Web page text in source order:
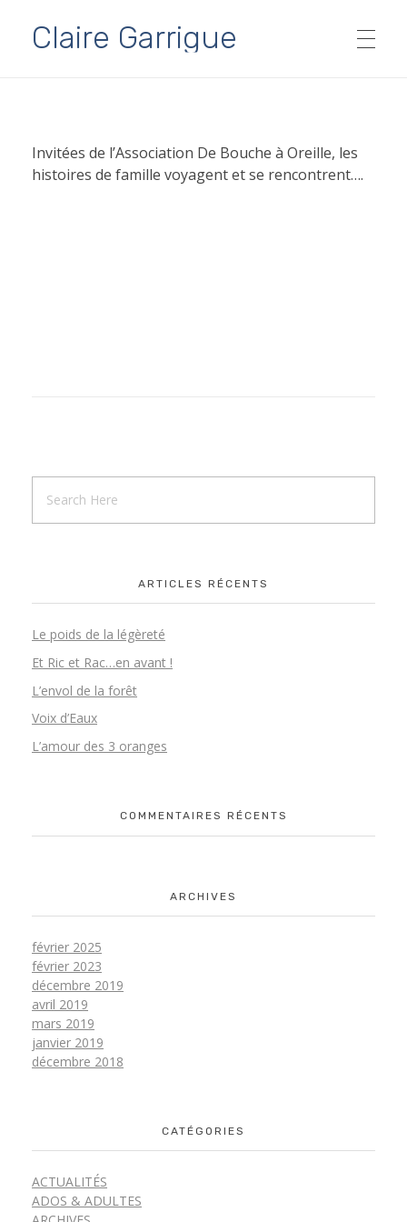
Claire Garrigue
Ados & Adultes
AGENDA
Adultes – Vers une parole vivante
Professionnels – Corps & Voix
Invitées de l’Association De Bouche à Oreille, les
histoires de famille voyagent et se rencontrent….
ARTICLES RÉCENTS
Le poids de la légèreté
Et Ric et Rac…en avant !
L’envol de la forêt
Voix d’Eaux
L’amour des 3 oranges
COMMENTAIRES RÉCENTS
ARCHIVES
février 2025
février 2023
décembre 2019
avril 2019
mars 2019
janvier 2019
décembre 2018
CATÉGORIES
ACTUALITÉS
ADOS & ADULTES